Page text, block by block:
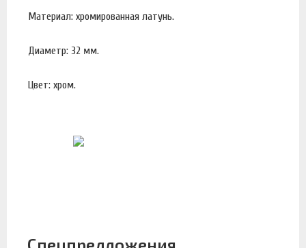
Материал: хромированная латунь.
Диаметр: 32 мм.
Цвет: хром.